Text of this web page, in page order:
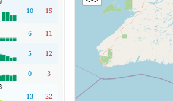
10 15
6 11
5 12
0 3
13 22